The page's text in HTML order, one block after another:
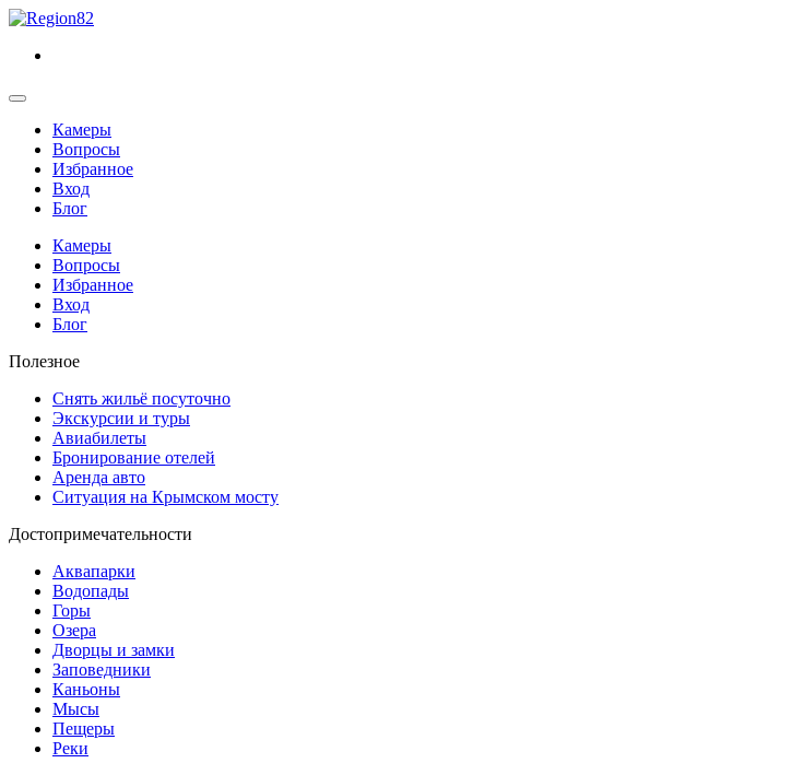
Камеры
Вопросы
Избранное
Вход
Блог
Камеры
Вопросы
Избранное
Вход
Блог
Полезное
Снять жильё посуточно
Экскурсии и туры
Авиабилеты
Бронирование отелей
Аренда авто
Ситуация на Крымском мосту
Достопримечательности
Аквапарки
Водопады
Горы
Озера
Дворцы и замки
Заповедники
Каньоны
Мысы
Пещеры
Реки